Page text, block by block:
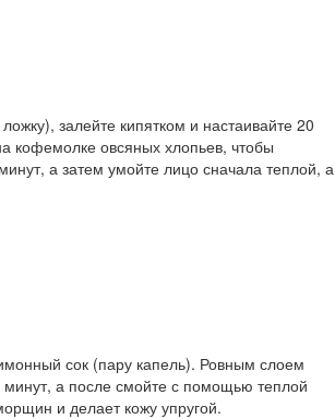
залейте кипятком и настаивайте 20
кофемолке овсяных хлопьев, чтобы
а затем умойте лицо сначала теплой, а
сок (пару капель). Ровным слоем
минут, а после смойте с помощью теплой
и делает кожу упругой.